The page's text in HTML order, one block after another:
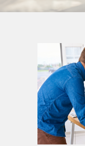
PRIVATPERSONEN
UNTERNEHMEN
IMPRESSUM
Datenschutz